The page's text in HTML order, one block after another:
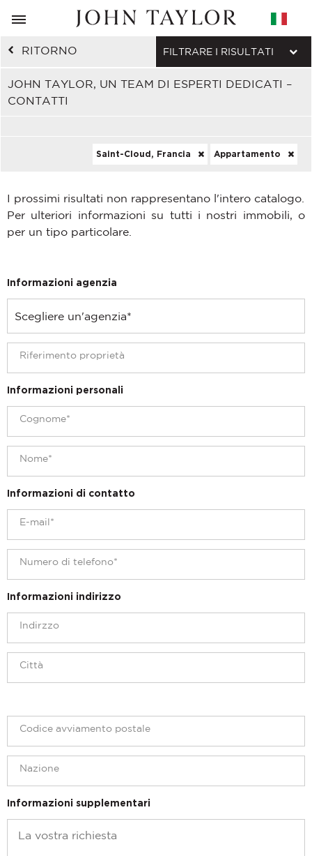
RITORNO
JOHN TAYLOR, UN TEAM DI ESPERTI DEDICATI –
CONTATTI
FILTRARE I RISULTATI
Saint-Cloud, Francia Appartamento
I prossimi risultati non rappresentano l'intero catalogo.
Per ulteriori informazioni su tutti i nostri immobili, o
per un tipo particolare.
Informazioni agenzia
Informazioni personali
Informazioni di contatto
Informazioni indirizzo
Informazioni supplementari